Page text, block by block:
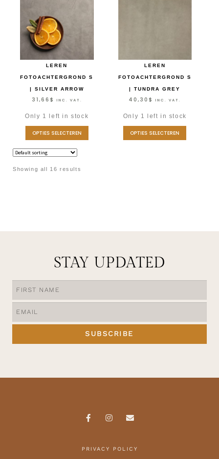
LEREN
FOTOACHTERGROND S
| SILVER ARROW
31,66 $ INC. VAT.
Only 1 left in stock
OPTIES SELECTEREN
LEREN
FOTOACHTERGROND S
| TUNDRA GREY
40,30 $ INC. VAT.
Only 1 left in stock
OPTIES SELECTEREN
Showing all 16 results
STAY UPDATED
SUBSCRIBE
PRIVACY POLICY